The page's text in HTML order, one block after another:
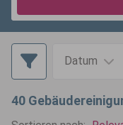
Datum
40